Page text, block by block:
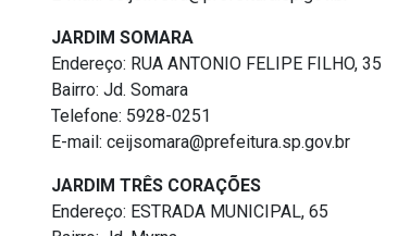
JARDIM SOMARA
Endereço: RUA ANTONIO FELIPE FILHO, 35
Bairro: Jd. Somara
Telefone: 5928-0251
E-mail: ceijsomara@prefeitura.sp.gov.br
JARDIM TRÊS CORAÇÕES
Endereço: ESTRADA MUNICIPAL, 65